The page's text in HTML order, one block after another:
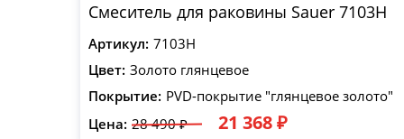
Смеситель для раковины Sauer 7103H
Артикул: 7103H
Цвет: Золото глянцевое
Покрытие: PVD-покрытие "глянцевое золото"
Цена: 28 490 ₽ 21 368 ₽